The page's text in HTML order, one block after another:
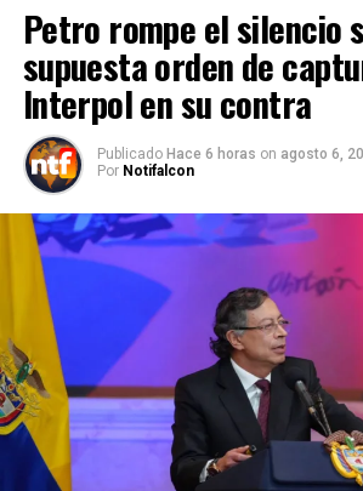
Petro rompe el silencio
supuesta orden de
Interpol en su contra
Publicado Hace 6 horas on agosto 6,
Por Notifalcon